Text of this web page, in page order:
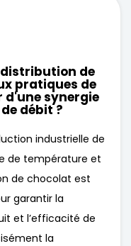
de
pratiques de
d'une synergie
débit ?
industrielle de
de température et
de chocolat est
garantir la
et l’efficacité de
la